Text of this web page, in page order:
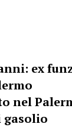
ex
nel
gasolio